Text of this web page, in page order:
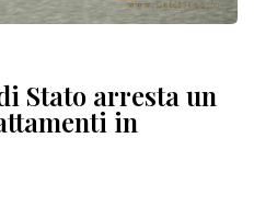
Stato arresta un
in